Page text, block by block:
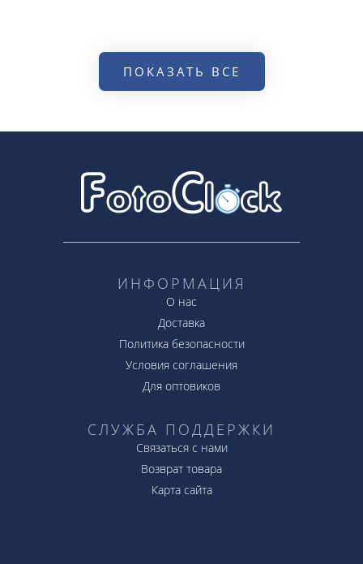
ПОКАЗАТЬ ВСЕ
ИНФОРМАЦИЯ
О нас
Доставка
Политика безопасности
Условия соглашения
Для оптовиков
СЛУЖБА ПОДДЕРЖКИ
Связаться с нами
Возврат товара
Карта сайта